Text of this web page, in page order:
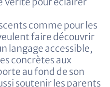
comme pour les
faire découvrir
langage accessible,
concrètes aux
au fond de son
soutenir les parents